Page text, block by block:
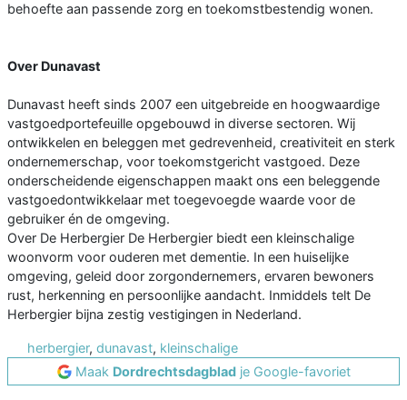
behoefte aan passende zorg en toekomstbestendig wonen.
Over Dunavast
Dunavast heeft sinds 2007 een uitgebreide en hoogwaardige
vastgoedportefeuille opgebouwd in diverse sectoren. Wij
ontwikkelen en beleggen met gedrevenheid, creativiteit en sterk
ondernemerschap, voor toekomstgericht vastgoed. Deze
onderscheidende eigenschappen maakt ons een beleggende
vastgoedontwikkelaar met toegevoegde waarde voor de
gebruiker én de omgeving.
Over De Herbergier De Herbergier biedt een kleinschalige
woonvorm voor ouderen met dementie. In een huiselijke
omgeving, geleid door zorgondernemers, ervaren bewoners
rust, herkenning en persoonlijke aandacht. Inmiddels telt De
Herbergier bijna zestig vestigingen in Nederland.
herbergier, dunavast, kleinschalige
Maak Dordrechtsdagbladje Google-favoriet